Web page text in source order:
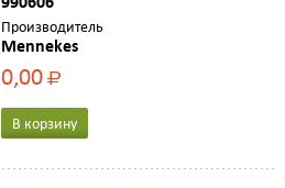
Производитель
Mennekes
0,00Р
В корзину